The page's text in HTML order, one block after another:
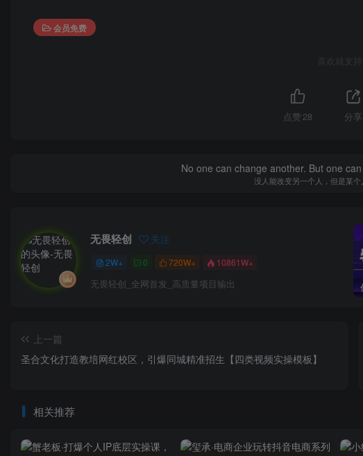
会员免费
喜欢就支
点赞28 分享
No one can change another. But one
没人能改变另一个人，但是某
无畏轻创 关注
2W+ 0 720W+ 10861W+
无畏轻创_全网首发_高质量项目输出
上一篇
圣合文化打造教培网红校区，引爆同城精准招生【四类视频实操模板】
相关推荐